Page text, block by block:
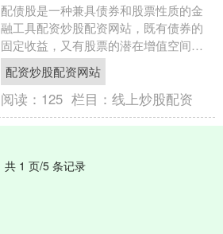
配债股是一种兼具债券和股票性质的金
融工具配资炒股配资网站，既有债券的
固定收益，又有股票的潜在增值空间。
然而，投资配债股也存在一定的风险，
投资者需谨慎对待。 1.....
配资炒股配资网站
阅读： 125 栏目：线上炒股配资
共 1 页/5 条记录